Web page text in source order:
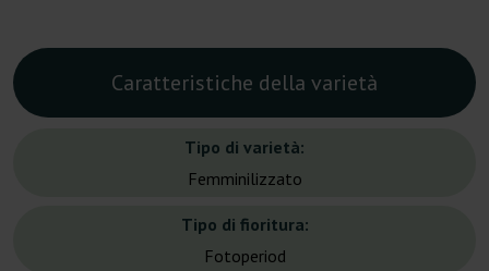
Caratteristiche della varietà
Tipo di varietà:
Femminilizzato
Tipo di fioritura:
Fotoperiod